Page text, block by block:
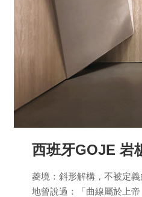
西班牙GOJE 岩
菱境：斜形解構，不被定
地曾說過：「曲線屬於上